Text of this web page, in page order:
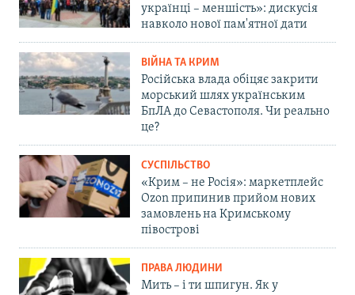
українці – меншість»: дискусія
навколо нової пам'ятної дати
ВІЙНА ТА КРИМ
Російська влада обіцяє закрити
морський шлях українським
БпЛА до Севастополя. Чи реально
це?
СУСПІЛЬСТВО
«Крим – не Росія»: маркетплейс
Ozon припинив прийом нових
замовлень на Кримському
півострові
ПРАВА ЛЮДИНИ
Мить – і ти шпигун. Як у